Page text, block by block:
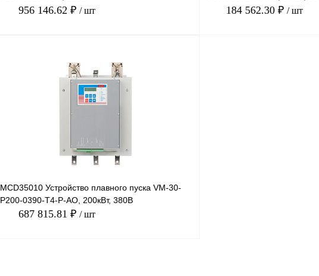
956 146.62 ₽ / шт
Купить в 1 клик Сравнение
184 562.30 ₽ / шт
MCD35010 Устройство плавного пуска VM-30-
P200-0390-T4-P-AO, 200кВт, 380В
687 815.81 ₽ / шт